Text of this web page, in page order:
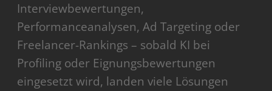
Interviewbewertungen,
Performanceanalysen, Ad Targeting oder
Freelancer-Rankings – sobald KI bei
Profiling oder Eignungsbewertungen
eingesetzt wird, landen viele Lösungen